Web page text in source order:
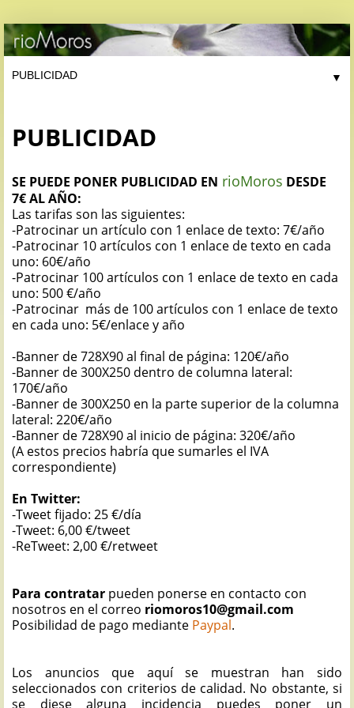
▼
PUBLICIDAD
SE PUEDE PONER PUBLICIDAD EN rioMoros DESDE
7€ AL AÑO:
Las tarifas son las siguientes:
-Patrocinar un artículo con 1 enlace de texto: 7€/año
-Patrocinar 10 artículos con 1 enlace de texto en cada
uno: 60€/año
-Patrocinar 100 artículos con 1 enlace de texto en cada
uno: 500 €/año
-Patrocinar más de 100 artículos con 1 enlace de texto
en cada uno: 5€/enlace y año
-Banner de 728X90 al final de página: 120€/año
-Banner de 300X250 dentro de columna lateral:
170€/año
-Banner de 300X250 en la parte superior de la columna
lateral: 220€/año
-Banner de 728X90 al inicio de página: 320€/año
(A estos precios habría que sumarles el IVA
correspondiente)
En Twitter:
-Tweet fijado: 25 €/día
-Tweet: 6,00 €/tweet
-ReTweet: 2,00 €/retweet
Para contratar pueden ponerse en contacto con
nosotros en el correo riomoros10@gmail.com
Posibilidad de pago mediante Paypal.
Los anuncios que aquí se muestran han sido
seleccionados con criterios de calidad. No obstante, si
se diese alguna incidencia puedes poner un